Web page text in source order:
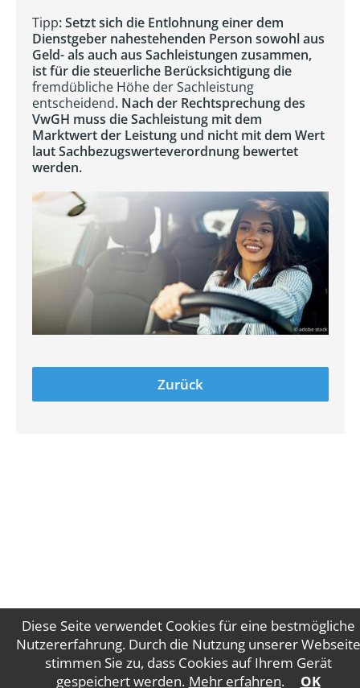
Diese Seite verwendet Cookies für eine bestmögliche
Nutzererfahrung. Durch die Nutzung unserer Webseite
stimmen Sie zu, dass Cookies auf Ihrem Gerät
gespeichert werden. Mehr erfahren. OK
Tipp: Setzt sich die Entlohnung einer dem
Dienstgeber nahestehenden Person sowohl aus
Geld- als auch aus Sachleistungen zusammen,
ist für die steuerliche Berücksichtigung die
fremdübliche Höhe der Sachleistung
entscheidend. Nach der Rechtsprechung des
VwGH muss die Sachleistung mit dem
Marktwert der Leistung und nicht mit dem Wert
laut Sachbezugswerteverordnung bewertet
werden.
Zurück
Impressum Datenschutz